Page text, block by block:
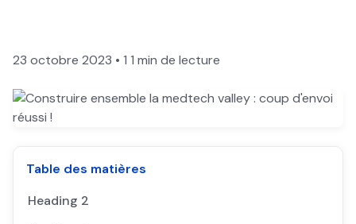
23 octobre 2023 • 1 1 min de lecture
Table des matières
Heading 2